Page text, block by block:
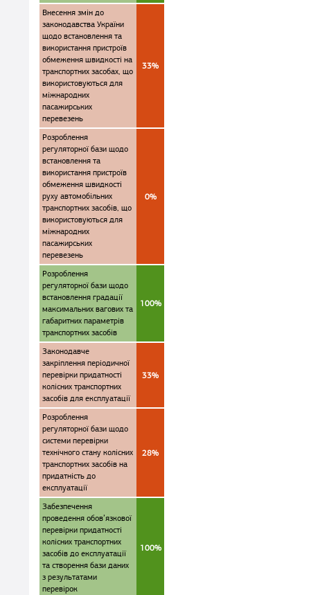
Внесення змін до
законодавства України
щодо встановлення та
використання пристроїв
обмеження швидкості на
транспортних засобах, що
використовуються для
міжнародних
пасажирських
перевезень
33%
Розроблення
регуляторної бази щодо
встановлення та
використання пристроїв
обмеження швидкості
руху автомобільних
транспортних засобів, що
використовуються для
міжнародних
пасажирських
перевезень
0%
Розроблення
регуляторної бази щодо
встановлення градації
максимальних вагових та
габаритних параметрів
транспортних засобів
100%
Законодавче
закріплення періодичної
перевірки придатності
колісних транспортних
засобів для експлуатації
33%
Розроблення
регуляторної бази щодо
системи перевірки
технічного стану колісних
транспортних засобів на
придатність до
експлуатації
28%
Забезпечення
проведення обов’язкової
перевірки придатності
колісних транспортних
засобів до експлуатації
та створення бази даних
з результатами
перевірок
100%